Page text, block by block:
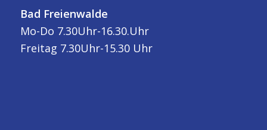
Bad Freienwalde
Mo-Do 7.30Uhr-16.30.Uhr
Freitag 7.30Uhr-15.30 Uhr